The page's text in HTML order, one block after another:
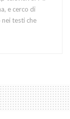
e cerco di
testi che